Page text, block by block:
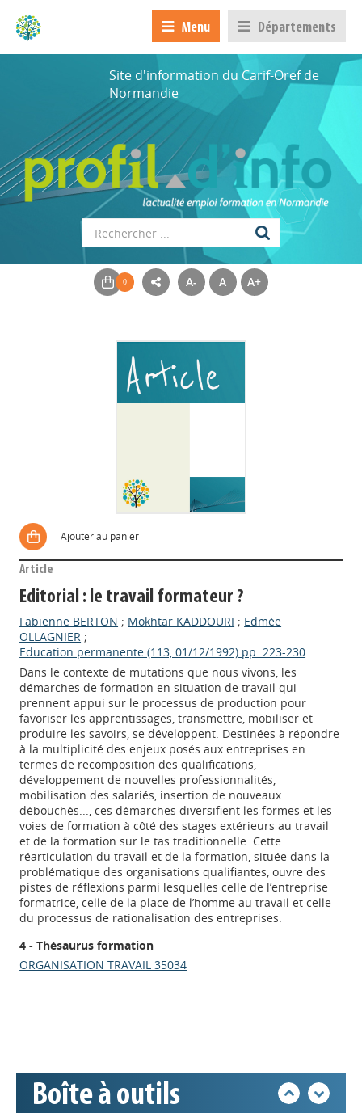
Menu Départements
Site d'information du Carif-Oref de
Normandie
A- A A+
Ajouter au panier
Article
Editorial : le travail formateur ?
Fabienne BERTON ; Mokhtar KADDOURI ; Edmée
OLLAGNIER ;
Education permanente (113, 01/12/1992) pp. 223-230
Dans le contexte de mutations que nous vivons, les
démarches de formation en situation de travail qui
prennent appui sur le processus de production pour
favoriser les apprentissages, transmettre, mobiliser et
produire les savoirs, se développent. Destinées à répondre
à la multiplicité des enjeux posés aux entreprises en
termes de recomposition des qualifications,
développement de nouvelles professionnalités,
mobilisation des salariés, insertion de nouveaux
débouchés..., ces démarches diversifient les formes et les
voies de formation à côté des stages extérieurs au travail
et de la formation sur le tas traditionnelle. Cette
réarticulation du travail et de la formation, située dans la
problématique des organisations qualifiantes, ouvre des
pistes de réflexions parmi lesquelles celle de l’entreprise
formatrice, celle de la place de l’homme au travail et celle
du processus de rationalisation des entreprises.
4 - Thésaurus formation
ORGANISATION TRAVAIL 35034
Boîte à outils
Base documentaire